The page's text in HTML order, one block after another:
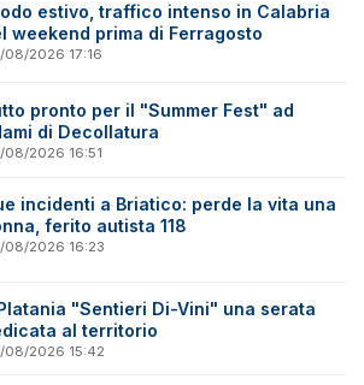
estivo, traffico intenso in Calabria
weekend prima di Ferragosto
08/2026 17:16
pronto per il "Summer Fest" ad
di Decollatura
08/2026 16:51
incidenti a Briatico: perde la vita una
ferito autista 118
08/2026 16:23
"Sentieri Di-Vini" una serata
al territorio
08/2026 15:42